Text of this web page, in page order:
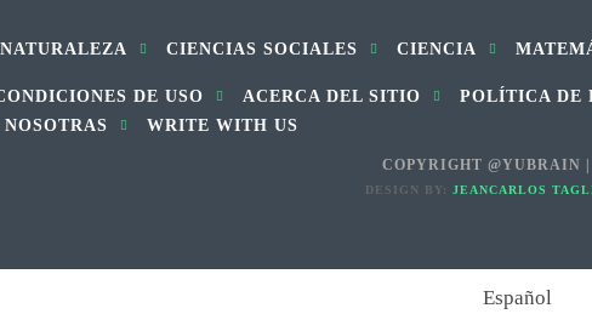
CIENCIAS SOCIALES CIENCIA
DE USO ACERCA DEL SITIO POLÍTICA DE
WRITE WITH US
COPYRIGHT @YUBRAIN |
DESIGN BY: JEANCARLOS
Español